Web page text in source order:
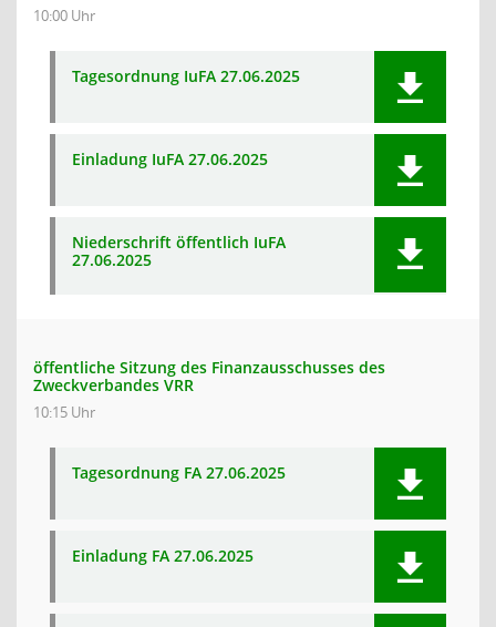
10:00 Uhr
Tagesordnung IuFA 27.06.2025
Einladung IuFA 27.06.2025
Niederschrift öffentlich IuFA
27.06.2025
öffentliche Sitzung des Finanzausschusses des
Zweckverbandes VRR
10:15 Uhr
Tagesordnung FA 27.06.2025
Einladung FA 27.06.2025